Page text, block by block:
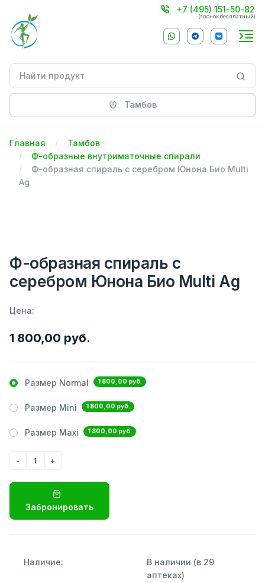
+7 (495) 151-50-82
(звонок бесплатный)
Тамбов
Главная
Тамбов
Ф-образные внутриматочные спирали
Ф-образная спираль с серебром Юнона Био Multi
Ag
Ф-образная спираль с
серебром Юнона Био Multi Ag
Цена:
1 800,00 руб.
Размер Normal 1 800,00 руб.
Размер Mini 1 800,00 руб.
Размер Maxi 1 800,00 руб.
Забронировать
Наличие:
В наличии (в 29
аптеках)